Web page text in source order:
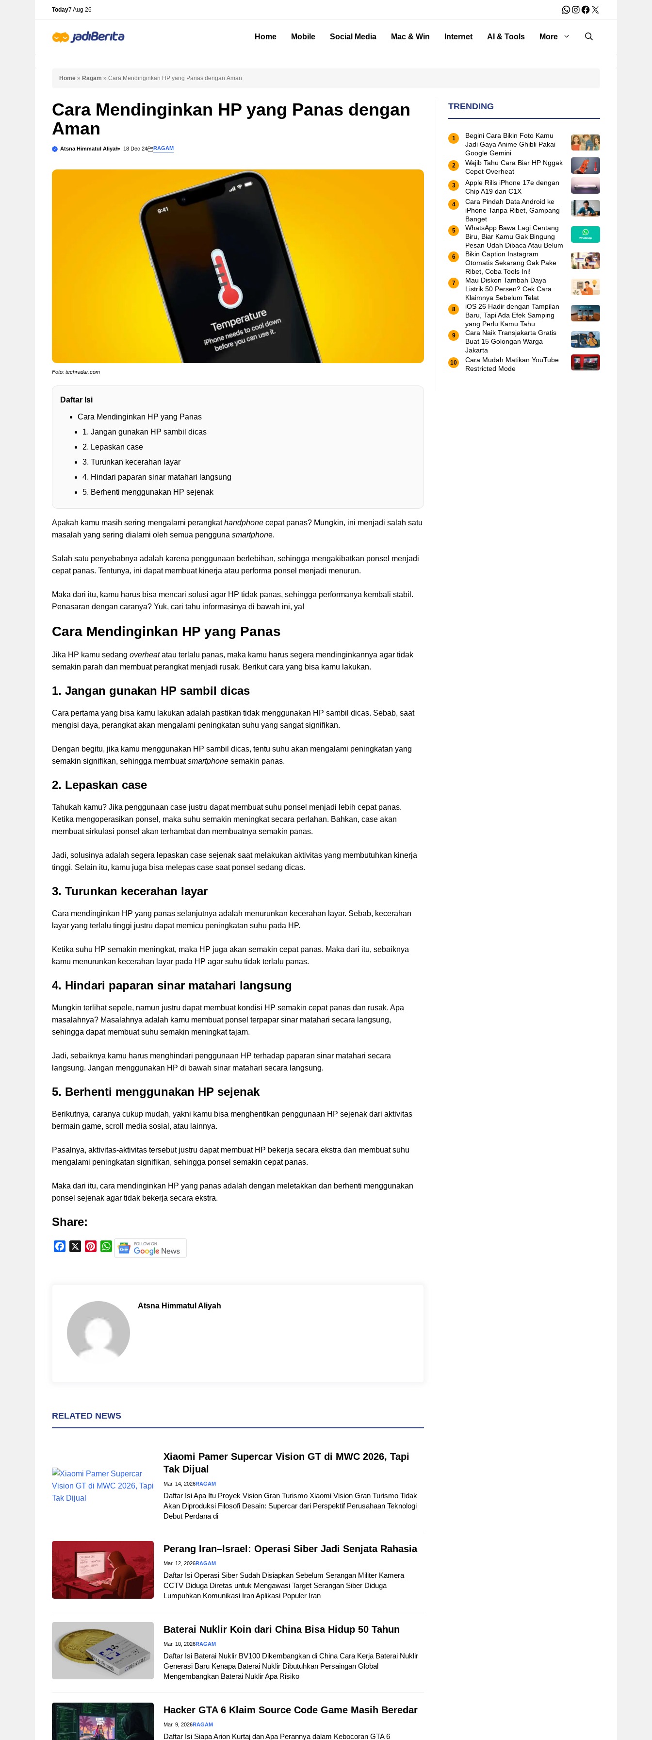
Today7 Aug 26 WhatsApp
Instagram
Facebook
X
Home Mobile Social Media Mac & Win Internet AI & Tools More
Home » Ragam » Cara Mendinginkan HP yang Panas dengan Aman
Cara Mendinginkan HP yang Panas dengan
Aman
Atsna Himmatul Aliyah 18 Dec 24 RAGAM
Foto: techradar.com
Daftar Isi
Cara Mendinginkan HP yang Panas
1. Jangan gunakan HP sambil dicas
2. Lepaskan case
3. Turunkan kecerahan layar
4. Hindari paparan sinar matahari langsung
5. Berhenti menggunakan HP sejenak
Apakah kamu masih sering mengalami perangkathandphone cepat panas? Mungkin, ini menjadi salah satu
masalah yang sering dialami oleh semua pengguna smartphone.
Salah satu penyebabnya adalah karena penggunaan berlebihan, sehingga mengakibatkan ponsel menjadi
cepat panas. Tentunya, ini dapat membuat kinerja atau performa ponsel menjadi menurun.
Maka dari itu, kamu harus bisa mencari solusi agar HP tidak panas, sehingga performanya kembali stabil.
Penasaran dengan caranya? Yuk, cari tahu informasinya di bawah ini, ya!
Cara Mendinginkan HP yang Panas
Jika HP kamu sedang overheatatau terlalu panas, maka kamu harus segera mendinginkannya agar tidak
semakin parah dan membuat perangkat menjadi rusak. Berikut cara yang bisa kamu lakukan.
1. Jangan gunakan HP sambil dicas
Cara pertama yang bisa kamu lakukan adalah pastikan tidak menggunakan HP sambil dicas. Sebab, saat
mengisi daya, perangkat akan mengalami peningkatan suhu yang sangat signifikan.
Dengan begitu, jika kamu menggunakan HP sambil dicas, tentu suhu akan mengalami peningkatan yang
semakin signifikan, sehingga membuatsmartphone semakin panas.
2. Lepaskan case
Tahukah kamu? Jika penggunaan case justru dapat membuat suhu ponsel menjadi lebih cepat panas.
Ketika mengoperasikan ponsel, maka suhu semakin meningkat secara perlahan. Bahkan, case akan
membuat sirkulasi ponsel akan terhambat dan membuatnya semakin panas.
Jadi, solusinya adalah segera lepaskan case sejenak saat melakukan aktivitas yang membutuhkan kinerja
tinggi. Selain itu, kamu juga bisa melepas case saat ponsel sedang dicas.
3. Turunkan kecerahan layar
Cara mendinginkan HP yang panas selanjutnya adalah menurunkan kecerahan layar. Sebab, kecerahan
layar yang terlalu tinggi justru dapat memicu peningkatan suhu pada HP.
Ketika suhu HP semakin meningkat, maka HP juga akan semakin cepat panas. Maka dari itu, sebaiknya
kamu menurunkan kecerahan layar pada HP agar suhu tidak terlalu panas.
4. Hindari paparan sinar matahari langsung
Mungkin terlihat sepele, namun justru dapat membuat kondisi HP semakin cepat panas dan rusak. Apa
masalahnya? Masalahnya adalah kamu membuat ponsel terpapar sinar matahari secara langsung,
sehingga dapat membuat suhu semakin meningkat tajam.
Jadi, sebaiknya kamu harus menghindari penggunaan HP terhadap paparan sinar matahari secara
langsung. Jangan menggunakan HP di bawah sinar matahari secara langsung.
5. Berhenti menggunakan HP sejenak
Berikutnya, caranya cukup mudah, yakni kamu bisa menghentikan penggunaan HP sejenak dari aktivitas
bermain game, scroll media sosial, atau lainnya.
Pasalnya, aktivitas-aktivitas tersebut justru dapat membuat HP bekerja secara ekstra dan membuat suhu
mengalami peningkatan signifikan, sehingga ponsel semakin cepat panas.
Maka dari itu, cara mendinginkan HP yang panas adalah dengan meletakkan dan berhenti menggunakan
ponsel sejenak agar tidak bekerja secara ekstra.
Share:
k
e
W
h
A
Atsna Himmatul Aliyah
RELATED NEWS
Xiaomi Pamer Supercar Vision GT di MWC 2026, Tapi
Tak Dijual
Mar. 14, 2026RAGAM
Daftar Isi Apa Itu Proyek Vision Gran Turismo Xiaomi Vision Gran Turismo Tidak
Akan Diproduksi Filosofi Desain: Supercar dari Perspektif Perusahaan Teknologi
Debut Perdana di
Perang Iran–Israel: Operasi Siber Jadi Senjata Rahasia
Mar. 12, 2026RAGAM
Daftar Isi Operasi Siber Sudah Disiapkan Sebelum Serangan Militer Kamera
CCTV Diduga Diretas untuk Mengawasi Target Serangan Siber Diduga
Lumpuhkan Komunikasi Iran Aplikasi Populer Iran
Baterai Nuklir Koin dari China Bisa Hidup 50 Tahun
Mar. 10, 2026RAGAM
Daftar Isi Baterai Nuklir BV100 Dikembangkan di China Cara Kerja Baterai Nuklir
Generasi Baru Kenapa Baterai Nuklir Dibutuhkan Persaingan Global
Mengembangkan Baterai Nuklir Apa Risiko
Hacker GTA 6 Klaim Source Code Game Masih Beredar
Mar. 9, 2026RAGAM
Daftar Isi Siapa Arion Kurtaj dan Apa Perannya dalam Kebocoran GTA 6
TRENDING
Begini Cara Bikin Foto Kamu
Jadi Gaya Anime Ghibli Pakai
Google Gemini
Wajib Tahu Cara Biar HP Nggak
Cepet Overheat
Apple Rilis iPhone 17e dengan
Chip A19 dan C1X
Cara Pindah Data Android ke
iPhone Tanpa Ribet, Gampang
Banget
WhatsApp Bawa Lagi Centang
Biru, Biar Kamu Gak Bingung
Pesan Udah Dibaca Atau Belum
Bikin Caption Instagram
Otomatis Sekarang Gak Pake
Ribet, Coba Tools Ini!
Mau Diskon Tambah Daya
Listrik 50 Persen? Cek Cara
Klaimnya Sebelum Telat
iOS 26 Hadir dengan Tampilan
Baru, Tapi Ada Efek Samping
yang Perlu Kamu Tahu
Cara Naik Transjakarta Gratis
Buat 15 Golongan Warga
Jakarta
Cara Mudah Matikan YouTube
Restricted Mode